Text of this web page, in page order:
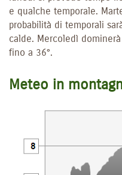
e qualche temporale.
probabilità di temporali
calde. Mercoledì
fino a 36°.
Meteo in